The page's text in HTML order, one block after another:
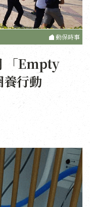
動保時事
「Empty
行動